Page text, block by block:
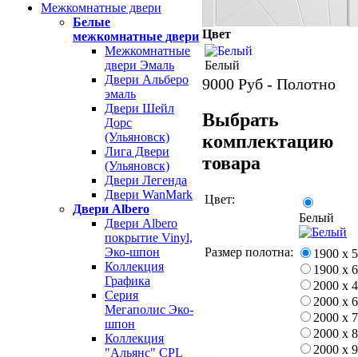
Межкомнатные двери
Белые
межкомнатные двери
Межкомнатные
двери Эмаль
Двери Альберо
эмаль
Двери Шейл
Дорс
(Ульяновск)
Лига Двери
(Ульяновск)
Двери Легенда
Двери WanMark
Двери Albero
Двери Albero
покрытие Vinyl,
Эко-шпон
Коллекция
Графика
Серия
Мегаполис Эко-
шпон
Коллекция
"Альянс" CPL
Цвет
Белый
9000 Руб - Полотно
Выбрать
комплектацию
товара
Цвет:
Белый
Размер полотна:
1900 х
1900 х
2000 х
2000 х
2000 х
2000 х
2000 х